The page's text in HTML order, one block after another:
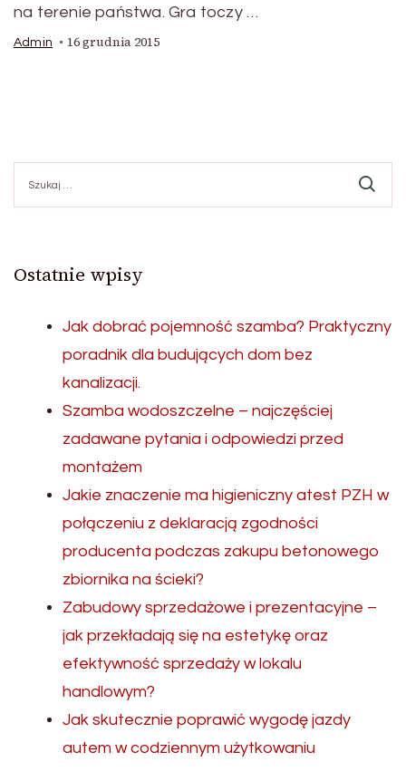
na terenie państwa. Gra toczy …
Admin 16 grudnia 2015
Ostatnie wpisy
Jak dobrać pojemność szamba? Praktyczny
poradnik dla budujących dom bez
kanalizacji.
Szamba wodoszczelne – najczęściej
zadawane pytania i odpowiedzi przed
montażem
Jakie znaczenie ma higieniczny atest PZH w
połączeniu z deklaracją zgodności
producenta podczas zakupu betonowego
zbiornika na ścieki?
Zabudowy sprzedażowe i prezentacyjne –
jak przekładają się na estetykę oraz
efektywność sprzedaży w lokalu
handlowym?
Jak skutecznie poprawić wygodę jazdy
autem w codziennym użytkowaniu